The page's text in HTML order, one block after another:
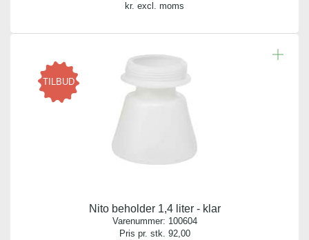
kr. excl. moms
TILBUD
Nito beholder 1,4 liter - klar
Varenummer: 100604
Pris pr. stk. 92,00